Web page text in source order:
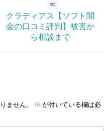
クラディアス【ソフト闇
金の口コミ評判】被害か
ら相談まで
ません。 ※ が付いている欄は必